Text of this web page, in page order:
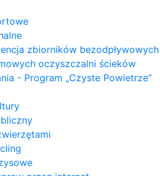
zbiorników bezodpływowych
oczyszczalni ścieków
- Program „Czyste Powietrze”